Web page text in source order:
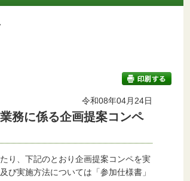
令和08年04月24日
務に係る企画提案コンペ
り、下記のとおり企画提案コンペを実
び実施方法については「参加仕様書」